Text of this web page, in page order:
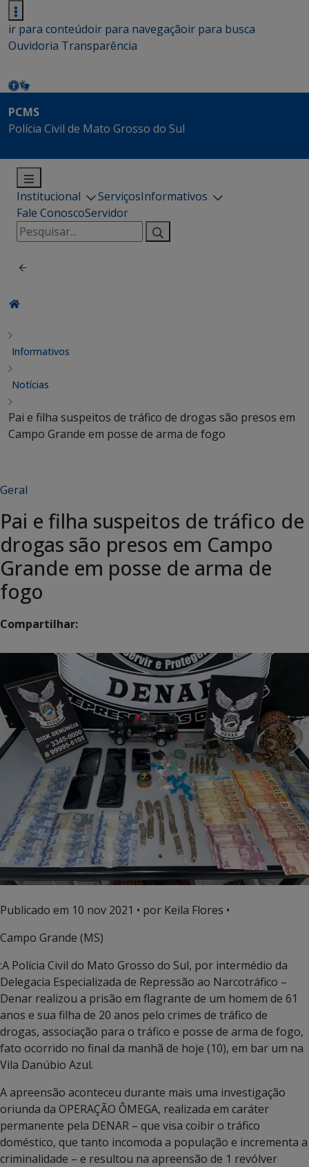
ir para conteúdoir para navegaçãoir para busca
Ouvidoria Transparência
PCMS
Polícia Civil de Mato Grosso do Sul
Institucional ServiçosInformativos
Fale ConoscoServidor
Pesquisar
por:
Informativos
Notícias
Pai e filha suspeitos de tráfico de drogas são presos em
Campo Grande em posse de arma de fogo
Geral
Pai e filha suspeitos de tráfico de
drogas são presos em Campo
Grande em posse de arma de
fogo
Compartilhar:
Publicado em 10 nov 2021 • por Keila Flores •
Campo Grande (MS)
:A Polícia Civil do Mato Grosso do Sul, por intermédio da
Delegacia Especializada de Repressão ao Narcotráfico –
Denar realizou a prisão em flagrante de um homem de 61
anos e sua filha de 20 anos pelo crimes de tráfico de
drogas, associação para o tráfico e posse de arma de fogo,
fato ocorrido no final da manhã de hoje (10), em bar um na
Vila Danúbio Azul.
A apreensão aconteceu durante mais uma investigação
oriunda da OPERAÇÃO ÔMEGA, realizada em caráter
permanente pela DENAR – que visa coibir o tráfico
doméstico, que tanto incomoda a população e incrementa a
criminalidade – e resultou na apreensão de 1 revólver